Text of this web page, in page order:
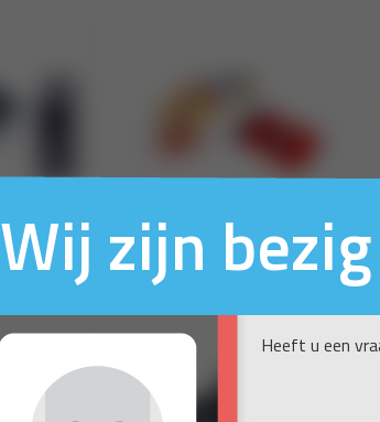
Wij zijn
Heeft u een